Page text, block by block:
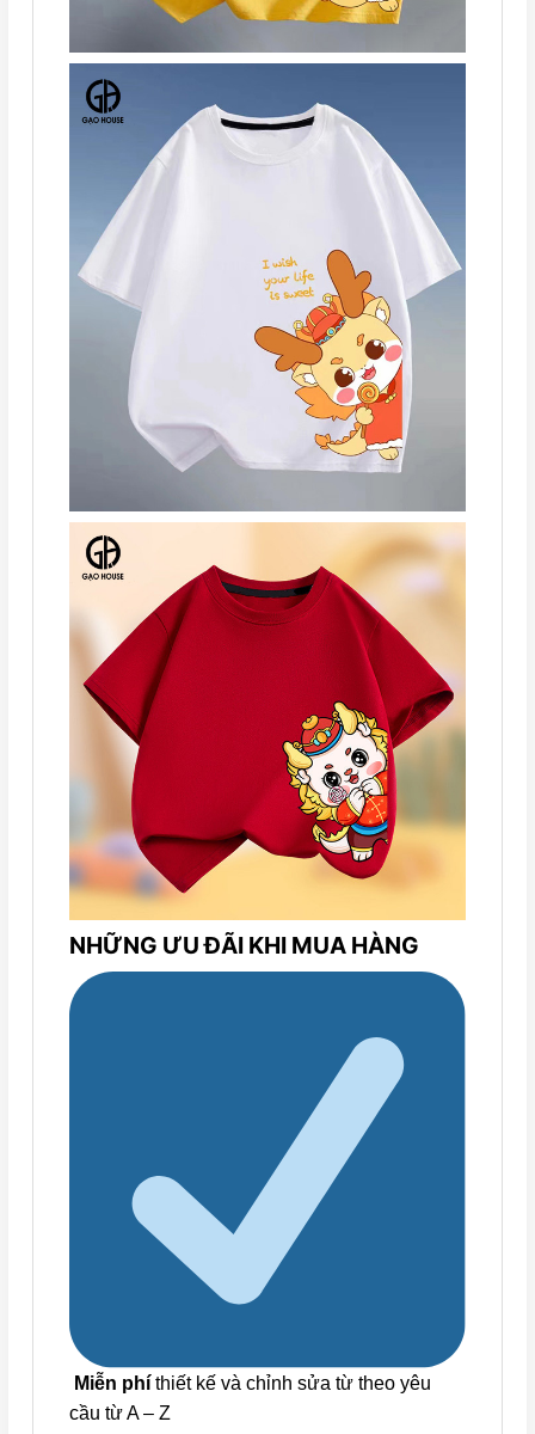
NHỮNG ƯU ĐÃI KHI MUA HÀNG
Miễn phí thiết kế và chỉnh sửa từ theo yêu
cầu từ A – Z